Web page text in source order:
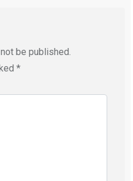
be published.
*